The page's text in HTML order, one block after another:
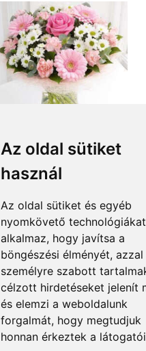
Az oldal sütiket
használ
Az oldal sütiket és egyéb
nyomkövető technológiákat
alkalmaz, hogy javítsa a
böngészési élményét,
személyre szabott
célzott hirdetéseket jelenít
és elemzi a weboldalunk
forgalmát, hogy megtudjuk
honnan érkeztek a
from HUF26,720
Accepted payment methods